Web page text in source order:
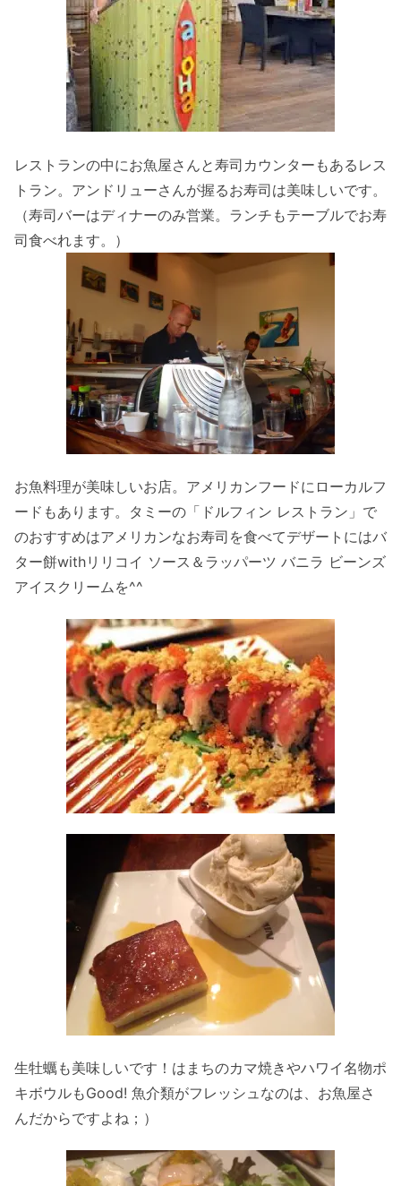
レストランの中にお魚屋さんと寿司カウンターもあるレス
トラン。アンドリューさんが握るお寿司は美味しいです。
（寿司バーはディナーのみ営業。ランチもテーブルでお寿
司食べれます。）
お魚料理が美味しいお店。アメリカンフードにローカルフ
ードもあります。タミーの「ドルフィン レストラン」で
のおすすめはアメリカンなお寿司を食べてデザートにはバ
ター餅withリリコイ ソース＆ラッパーツ バニラ ビーンズ
アイスクリームを^^
生牡蠣も美味しいです！はまちのカマ焼きやハワイ名物ポ
キボウルもGood! 魚介類がフレッシュなのは、お魚屋さ
んだからですよね；）